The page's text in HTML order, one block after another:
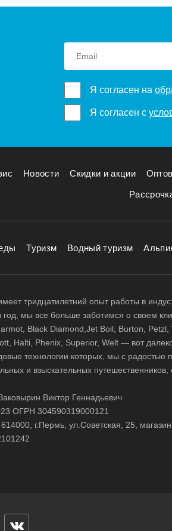
Я согласен на
Я согласен с
Новости Скидки и акции
Туризм Водный туризм
тридцатилетний опыт работы в
год, мы все больше заботимся о своем
Black Diamond,Jet Boil, Burton, Petzl,
Halti, Phenix, Superior, Welt — вот
технологии которых, мы с радостью
и взыскательных
Виктор Геннадьевич
ОГРН 304590319000121
г.Пермь, ул.Советская, 25, магазин